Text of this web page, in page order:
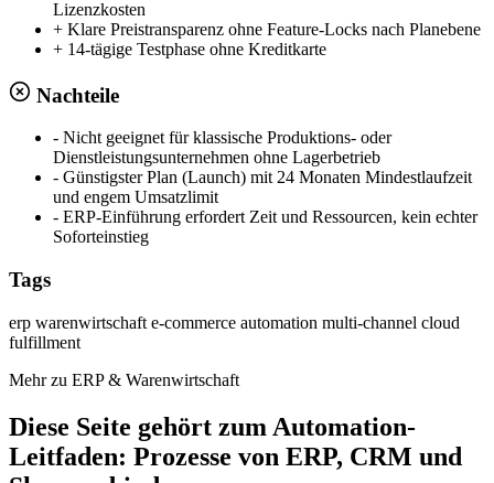
Lizenzkosten
+ Klare Preistransparenz ohne Feature-Locks nach Planebene
+ 14-tägige Testphase ohne Kreditkarte
Nachteile
- Nicht geeignet für klassische Produktions- oder
Dienstleistungsunternehmen ohne Lagerbetrieb
- Günstigster Plan (Launch) mit 24 Monaten Mindestlaufzeit
und engem Umsatzlimit
- ERP-Einführung erfordert Zeit und Ressourcen, kein echter
Soforteinstieg
Tags
erp warenwirtschaft e-commerce automation multi-channel cloud
fulfillment
Mehr zu ERP & Warenwirtschaft
Diese Seite gehört zum Automation-
Leitfaden: Prozesse von ERP, CRM und